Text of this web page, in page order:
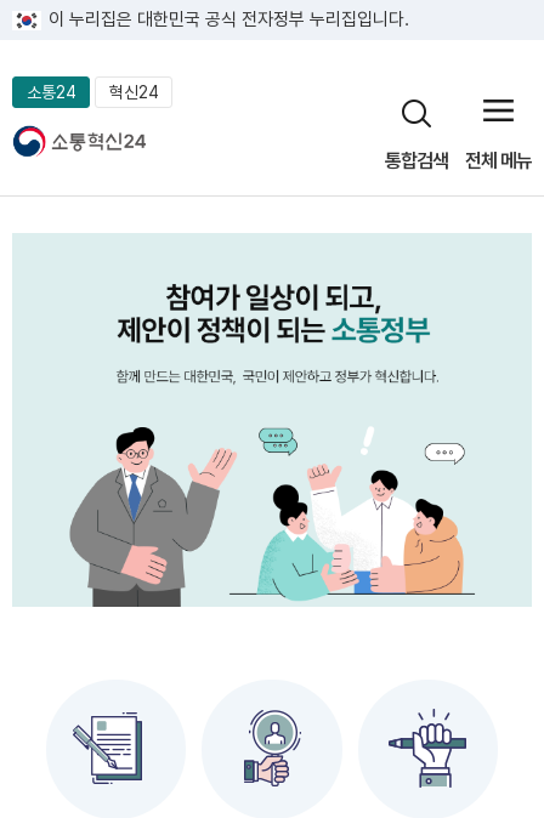
이 누리집은 대한민국 공식 전자정부 누리집입니다.
소통24 혁신24
통합검색 전체 메뉴